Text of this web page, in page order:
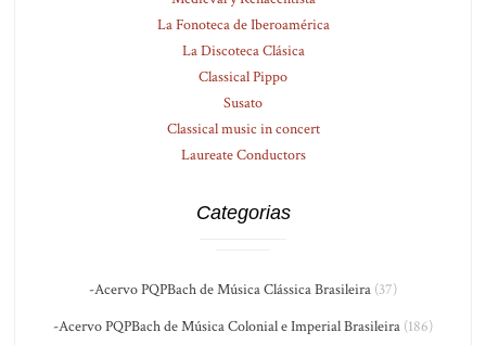
La Fonoteca de Iberoamérica
La Discoteca Clásica
Classical Pippo
Susato
Classical music in concert
Laureate Conductors
Categorias
-Acervo PQPBach de Música Clássica Brasileira (37)
-Acervo PQPBach de Música Colonial e Imperial Brasileira (186)